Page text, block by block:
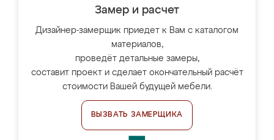
Замер и расчет
Дизайнер-замерщик приедет к Вам с каталогом
материалов,
проведёт детальные замеры,
составит проект и сделает окончательный расчёт
стоимости Вашей будущей мебели.
ВЫЗВАТЬ ЗАМЕРЩИКА